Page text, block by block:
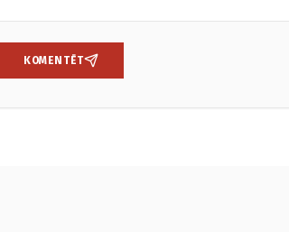
KOMENTĒT